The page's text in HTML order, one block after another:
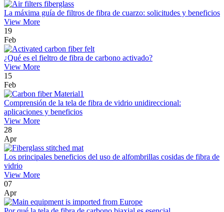
La máxima guía de filtros de fibra de cuarzo: solicitudes y beneficios
View More
19
Feb
¿Qué es el fieltro de fibra de carbono activado?
View More
15
Feb
Comprensión de la tela de fibra de vidrio unidireccional:
aplicaciones y beneficios
View More
28
Apr
Los principales beneficios del uso de alfombrillas cosidas de fibra de
vidrio
View More
07
Apr